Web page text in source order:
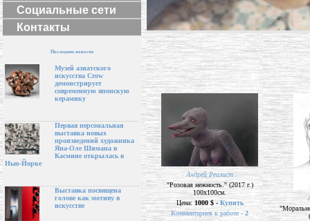
Социальные сети
Контакты
Последние новости
Музей азиатского
искусства Crow
демонстрирует
современную японскую
керамику
Первая персональная
выставка новых
произведений художника
Яна-Оле Шимана в
Касмине открылась в
Нью-Йорке
Выставка посвящена
голове как мотиву в
искусстве
Андрей Реалист
"Розовая нежность." (2017 г.)
100х100см.
Цена: 1000 $ -Купить
Комментариев к работе - 2